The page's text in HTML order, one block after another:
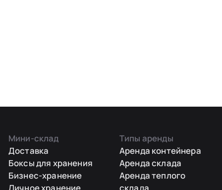
Мини-склад
Доставка
Боксы для хранения
Бизнес-хранение
Личное хранение
Типы аренды
Аренда контейнера
Аренда склада
Аренда теплого
склада